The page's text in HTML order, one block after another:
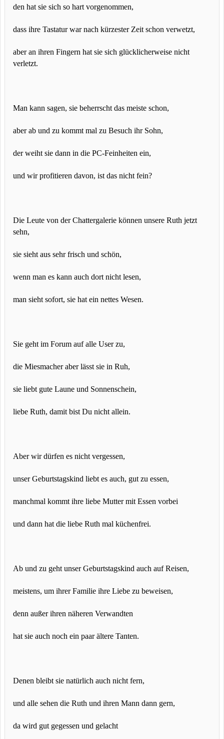
den hat sie sich so hart vorgenommen,
dass ihre Tastatur war nach kürzester Zeit schon verwetzt,
aber an ihren Fingern hat sie sich glücklicherweise nicht
verletzt.
Man kann sagen, sie beherrscht das meiste schon,
aber ab und zu kommt mal zu Besuch ihr Sohn,
der weiht sie dann in die PC-Feinheiten ein,
und wir profitieren davon, ist das nicht fein?
Die Leute von der Chattergalerie können unsere Ruth jetzt
sehn,
sie sieht aus sehr frisch und schön,
wenn man es kann auch dort nicht lesen,
man sieht sofort, sie hat ein nettes Wesen.
Sie geht im Forum auf alle User zu,
die Miesmacher aber lässt sie in Ruh,
sie liebt gute Laune und Sonnenschein,
liebe Ruth, damit bist Du nicht allein.
Aber wir dürfen es nicht vergessen,
unser Geburtstagskind liebt es auch, gut zu essen,
manchmal kommt ihre liebe Mutter mit Essen vorbei
und dann hat die liebe Ruth mal küchenfrei.
Ab und zu geht unser Geburtstagskind auch auf Reisen,
meistens, um ihrer Familie ihre Liebe zu beweisen,
denn außer ihren näheren Verwandten
hat sie auch noch ein paar ältere Tanten.
Denen bleibt sie natürlich auch nicht fern,
und alle sehen die Ruth und ihren Mann dann gern,
da wird gut gegessen und gelacht